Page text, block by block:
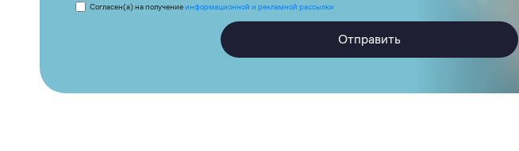
Согласен(а) на получениеинформационной и рекламной рассылки
Отправить